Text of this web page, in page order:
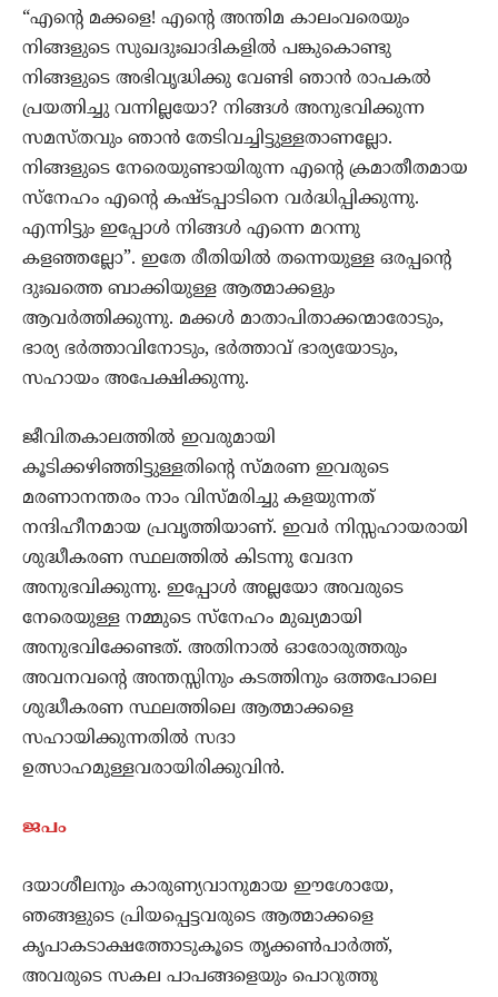
“എന്‍റെ മക്കളെ! എന്‍റെ അന്തിമ കാലംവരെയും
നിങ്ങളുടെ സുഖദുഃഖാദികളില്‍ പങ്കുകൊണ്ടു
നിങ്ങളുടെ അഭിവൃദ്ധിക്കു വേണ്ടി ഞാന്‍ രാപകല്‍
പ്രയത്നിച്ചു വന്നില്ലയോ? നിങ്ങള്‍ അനുഭവിക്കുന്ന
സമസ്തവും ഞാന്‍ തേടിവച്ചിട്ടുള്ളതാണല്ലോ.
നിങ്ങളുടെ നേരെയുണ്ടായിരുന്ന എന്‍റെ ക്രമാതീതമായ
സ്നേഹം എന്‍റെ കഷ്ടപ്പാടിനെ വര്‍ദ്ധിപ്പിക്കുന്നു.
എന്നിട്ടും ഇപ്പോള്‍ നിങ്ങള്‍ എന്നെ മറന്നു
കളഞ്ഞല്ലോ”. ഇതേ രീതിയില്‍ തന്നെയുള്ള ഒരപ്പന്റെ
ദുഃഖത്തെ ബാക്കിയുള്ള ആത്മാക്കളും
ആവര്‍ത്തിക്കുന്നു. മക്കള്‍ മാതാപിതാക്കന്മാരോടും,
ഭാര്യ ഭര്‍ത്താവിനോടും, ഭര്‍ത്താവ് ഭാര്യയോടും,
സഹായം അപേക്ഷിക്കുന്നു.
ജീവിതകാലത്തില്‍ ഇവരുമായി
കൂടിക്കഴിഞ്ഞിട്ടുള്ളതിന്‍റെ സ്മരണ ഇവരുടെ
മരണാനന്തരം നാം വിസ്മരിച്ചു കളയുന്നത്
നന്ദിഹീനമായ പ്രവൃത്തിയാണ്‌. ഇവര്‍ നിസ്സഹായരായി
ശുദ്ധീകരണ സ്ഥലത്തില്‍ കിടന്നു വേദന
അനുഭവിക്കുന്നു. ഇപ്പോള്‍ അല്ലയോ അവരുടെ
നേരെയുള്ള നമ്മുടെ സ്നേഹം മുഖ്യമായി
അനുഭവിക്കേണ്ടത്. അതിനാല്‍ ഓരോരുത്തരും
അവനവന്‍റെ അന്തസ്സിനും കടത്തിനും ഒത്തപോലെ
ശുദ്ധീകരണ സ്ഥലത്തിലെ ആത്മാക്കളെ
സഹായിക്കുന്നതില്‍ സദാ
ഉത്സാഹമുള്ളവരായിരിക്കുവിന്‍.
ജപം
ദയാശീലനും കാരുണ്യവാനുമായ ഈശോയേ,
ഞങ്ങളുടെ പ്രിയപ്പെട്ടവരുടെ ആത്മാക്കളെ
കൃപാകടാക്ഷത്തോടുകൂടെ തൃക്കണ്‍‍പാര്‍ത്ത്,
അവരുടെ സകല പാപങ്ങളെയും പൊറുത്തു